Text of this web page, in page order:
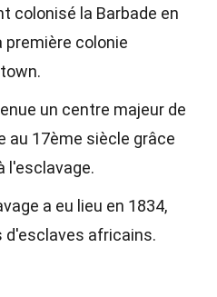
colonisé la Barbade en
première colonie
un centre majeur de
au 17ème siècle grâce
l'esclavage.
a eu lieu en 1834,
d'esclaves africains.